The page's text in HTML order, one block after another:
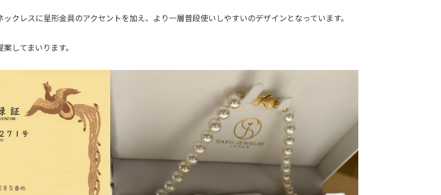
クレスに星形金具のアクセントを加え、より一層普段使いしやすいのデザインとなっています。
してまいります。